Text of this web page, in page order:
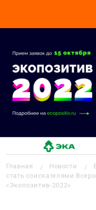
Главная Новости
стать соискателями
«Экопозитив-2022»